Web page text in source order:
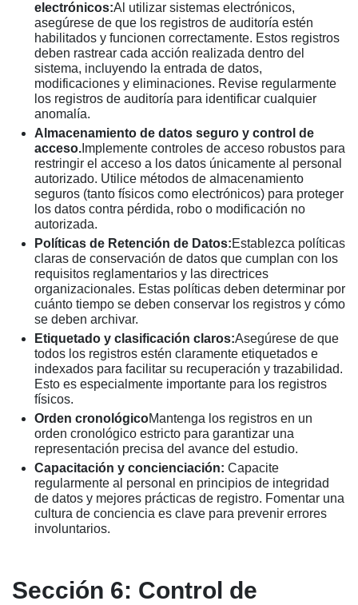
electrónicos:Al utilizar sistemas electrónicos,
asegúrese de que los registros de auditoría estén
habilitados y funcionen correctamente. Estos registros
deben rastrear cada acción realizada dentro del
sistema, incluyendo la entrada de datos,
modificaciones y eliminaciones. Revise regularmente
los registros de auditoría para identificar cualquier
anomalía.
Almacenamiento de datos seguro y control de
acceso. Implemente controles de acceso robustos para
restringir el acceso a los datos únicamente al personal
autorizado. Utilice métodos de almacenamiento
seguros (tanto físicos como electrónicos) para proteger
los datos contra pérdida, robo o modificación no
autorizada.
Políticas de Retención de Datos:Establezca políticas
claras de conservación de datos que cumplan con los
requisitos reglamentarios y las directrices
organizacionales. Estas políticas deben determinar por
cuánto tiempo se deben conservar los registros y cómo
se deben archivar.
Etiquetado y clasificación claros:Asegúrese de que
todos los registros estén claramente etiquetados e
indexados para facilitar su recuperación y trazabilidad.
Esto es especialmente importante para los registros
físicos.
Orden cronológicoMantenga los registros en un
orden cronológico estricto para garantizar una
representación precisa del avance del estudio.
Capacitación y concienciación: Capacite
regularmente al personal en principios de integridad
de datos y mejores prácticas de registro. Fomentar una
cultura de conciencia es clave para prevenir errores
involuntarios.
Sección 6: Control de